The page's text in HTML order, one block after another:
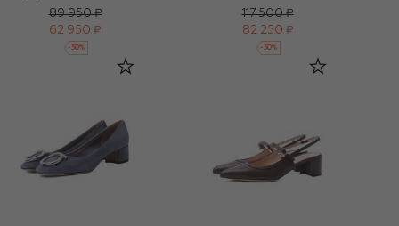
89 950 ₽
62 950 ₽
-30%
117 500 ₽
82 250 ₽
-30%